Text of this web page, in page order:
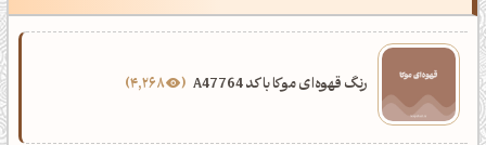
رنگ قهوه‌ای موکا با کد A47764 4,268